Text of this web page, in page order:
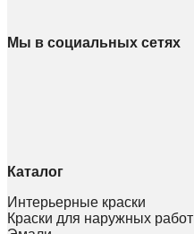
Мы в социальных сетях
Каталог
Интерьерные краски
Краски для наружных работ